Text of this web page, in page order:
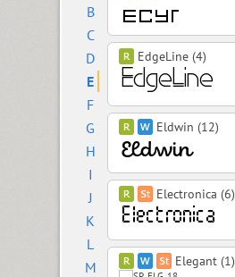
B
C
D
E
F
G
H
I
J
K
L
M
EdgeLine (4)
Eldwin (12)
Electronica (6)
Elegant (1)